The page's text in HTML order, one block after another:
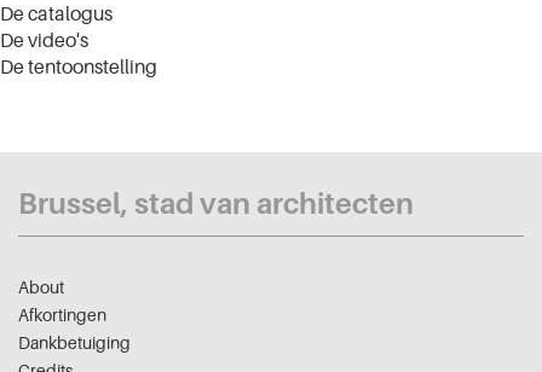
De catalogus
De video's
De tentoonstelling
Brussel, stad van architecten
About
Afkortingen
Dankbetuiging